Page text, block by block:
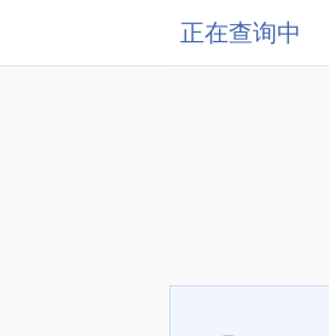
正在查询中